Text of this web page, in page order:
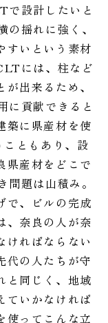
で設計したいと
揺れに強く、
すいという素材
には、柱など
出来るため、
に貢献できると
築に県産材を使
ともあり、設
県産材をどこで
題は山積み。
で、ビルの完成
、奈良の人が奈
ければならない
代の人たちが守
と同じく、地域
ていかなければ
使ってこんな立